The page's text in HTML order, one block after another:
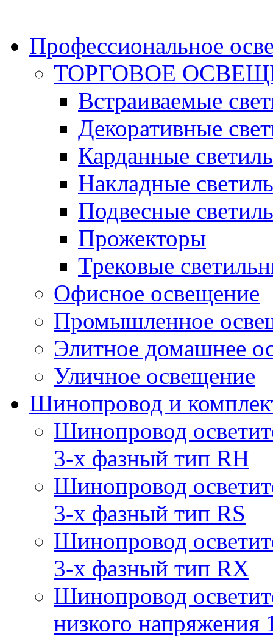
Профессиональное
ТОРГОВОЕ
Встраиваемые
Декоративные
Карданные
Накладные
Подвесные
Прожекторы
Трековые
Офисное освещение
Промышленное
Элитное домашнее
Уличное освещение
Шинопровод и
Шинопровод
3-х фазный тип RH
Шинопровод
3-х фазный тип RS
Шинопровод
3-х фазный тип RX
Шинопровод
низкого напряжения